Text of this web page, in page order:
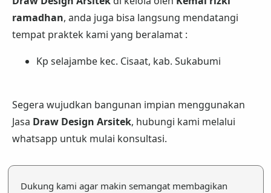
ramadhan, anda juga bisa langsung mendatangi
tempat praktek kami yang beralamat :
Kp selajambe kec. Cisaat, kab. Sukabumi
Segera wujudkan bangunan impian menggunakan
Jasa Draw Design Arsitek, hubungi kami melalui
whatsapp untuk mulai konsultasi.
Dukung kami agar makin semangat membagikan